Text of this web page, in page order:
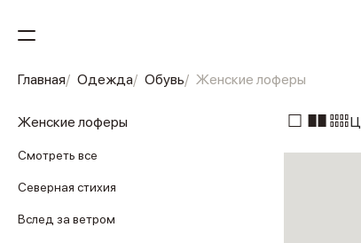
Главная Одежда Обувь Женские лоферы
Женские лоферы
Смотреть все
Северная стихия
Вслед за ветром